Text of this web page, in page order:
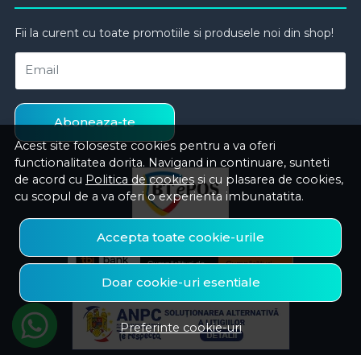
Acest site foloseste cookies pentru a va oferi
functionalitatea dorita. Navigand in continuare, sunteti
de acord cu Politica de cookies si cu plasarea de cookies,
cu scopul de a va oferi o experienta imbunatatita.
Accepta toate cookie-urile
Doar cookie-uri esentiale
Preferinte cookie-uri
Fii la curent cu toate promotiile si produsele noi din shop!
Email
Aboneaza-te